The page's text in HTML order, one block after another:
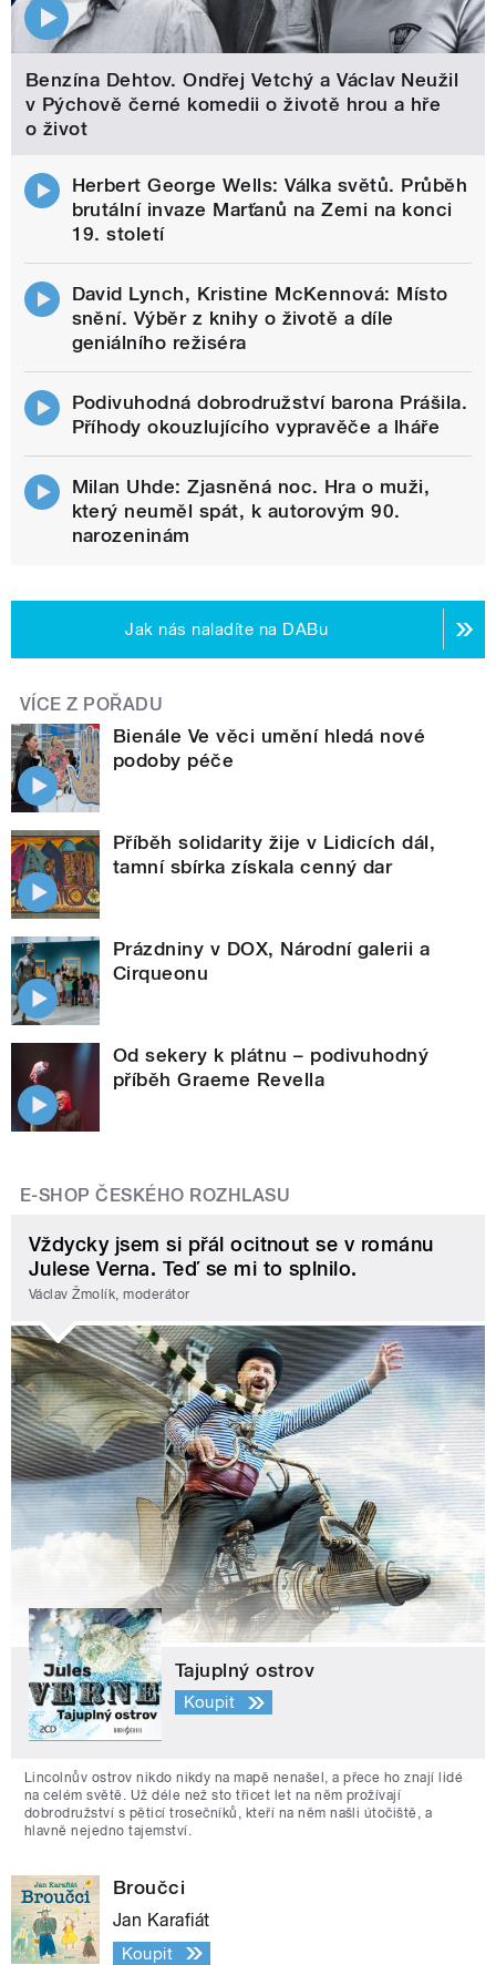
Benzína Dehtov. Ondřej Vetchý a Václav Neužil
v Pýchově černé komedii o životě hrou a hře
o život
Herbert George Wells: Válka světů. Průběh
brutální invaze Marťanů na Zemi na konci
19. století
David Lynch, Kristine McKennová: Místo
snění. Výběr z knihy o životě a díle
geniálního režiséra
Podivuhodná dobrodružství barona Prášila.
Příhody okouzlujícího vypravěče a lháře
Milan Uhde: Zjasněná noc. Hra o muži,
který neuměl spát, k autorovým 90.
narozeninám
Jak nás naladíte na DABu
VÍCE Z POŘADU
Bienále Ve věci umění hledá nové
podoby péče
Příběh solidarity žije v Lidicích dál,
tamní sbírka získala cenný dar
Prázdniny v DOX, Národní galerii a
Cirqueonu
Od sekery k plátnu – podivuhodný
příběh Graeme Revella
E-SHOP ČESKÉHO ROZHLASU
Vždycky jsem si přál ocitnout se v románu
Julese Verna. Teď se mi to splnilo.
Václav Žmolík, moderátor
Tajuplný ostrov
Koupit
Lincolnův ostrov nikdo nikdy na mapě nenašel, a přece ho znají lidé
na celém světě. Už déle než sto třicet let na něm prožívají
dobrodružství s pěticí trosečníků, kteří na něm našli útočiště, a
hlavně nejedno tajemství.
Broučci
Jan Karafiát
Koupit